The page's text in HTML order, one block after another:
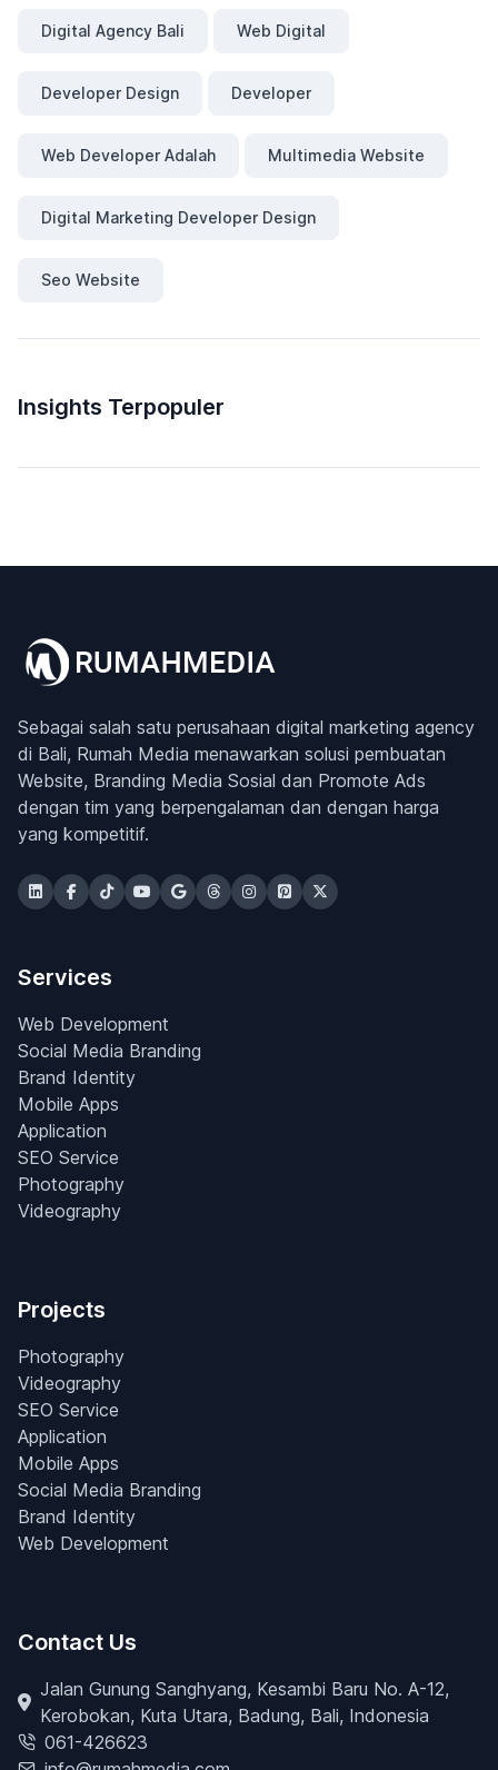
Digital Agency Bali Web Digital
Developer Design Developer
Web Developer Adalah Multimedia Website
Digital Marketing Developer Design
Seo Website
Insights Terpopuler
Sebagai salah satu perusahaan digital marketing agency
di Bali, Rumah Media menawarkan solusi pembuatan
Website, Branding Media Sosial dan Promote Ads
dengan tim yang berpengalaman dan dengan harga
yang kompetitif.
Services
Web Development
Social Media Branding
Brand Identity
Mobile Apps
Application
SEO Service
Photography
Videography
Projects
Photography
Videography
SEO Service
Application
Mobile Apps
Social Media Branding
Brand Identity
Web Development
Contact Us
Jalan Gunung Sanghyang, Kesambi Baru No. A-12,
Kerobokan, Kuta Utara, Badung, Bali, Indonesia
061-426623